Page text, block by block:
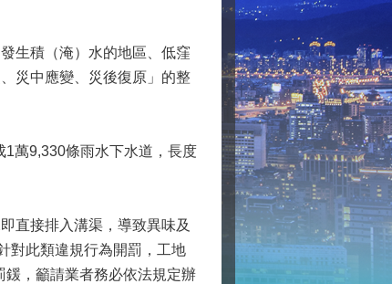
生積（淹）水的地區、低窪
災中應變、災後復原」的整
萬9,330條雨水下水道，長度
直接排入溝渠，導致異味及
對此類違規行為開罰，工地
，籲請業者務必依法規定辦